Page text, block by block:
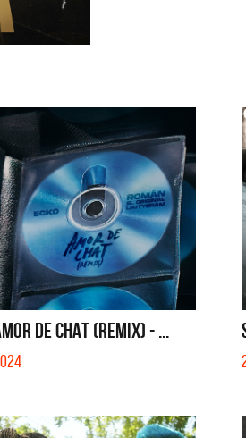
DE CHAT (REMIX) - ...